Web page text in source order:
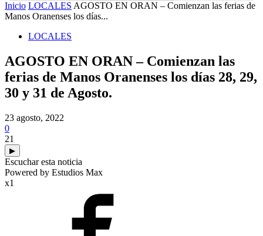
Inicio LOCALES AGOSTO EN ORAN – Comienzan las ferias de
Manos Oranenses los días...
LOCALES
AGOSTO EN ORAN – Comienzan las
ferias de Manos Oranenses los días 28, 29,
30 y 31 de Agosto.
23 agosto, 2022
0
21
▶
Escuchar esta noticia
Powered by Estudios Max
x1